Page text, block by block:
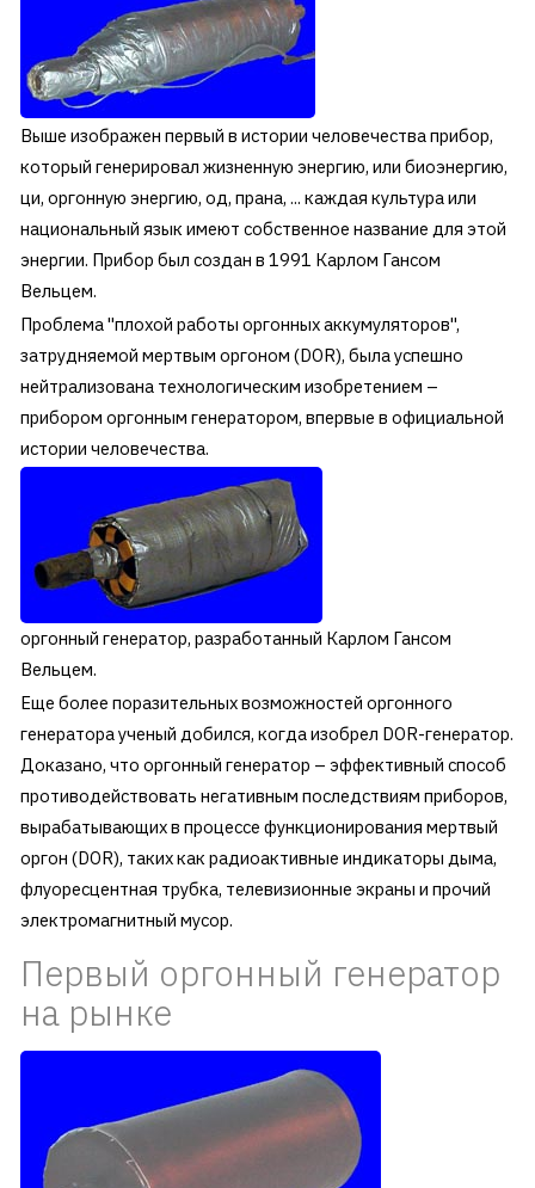
Выше изображен первый в истории человечества прибор,
который генерировал жизненную энергию, или биоэнергию,
ци, оргонную энергию, од, прана, ... каждая культура или
национальный язык имеют собственное название для этой
энергии. Прибор был создан в 1991 Карлом Гансом
Вельцем.
Проблема "плохой работы оргонных аккумуляторов",
затрудняемой мертвым оргоном (DOR), была успешно
нейтрализована технологическим изобретением –
прибором оргонным генератором, впервые в официальной
истории человечества.
оргонный генератор, разработанный Карлом Гансом
Вельцем.
Еще более поразительных возможностей оргонного
генератора ученый добился, когда изобрел DOR-генератор.
Доказано, что оргонный генератор – эффективный способ
противодействовать негативным последствиям приборов,
вырабатывающих в процессе функционирования мертвый
оргон (DOR), таких как радиоактивные индикаторы дыма,
флуоресцентная трубка, телевизионные экраны и прочий
электромагнитный мусор.
Первый оргонный генератор
на рынке